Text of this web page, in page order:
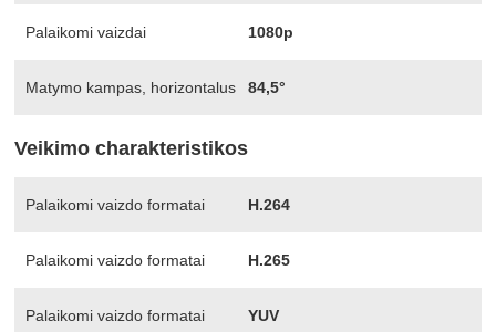
Palaikomi vaizdai 1080p
Matymo kampas, horizontalus 84,5°
Veikimo charakteristikos
Palaikomi vaizdo formatai H.264
Palaikomi vaizdo formatai H.265
Palaikomi vaizdo formatai YUV